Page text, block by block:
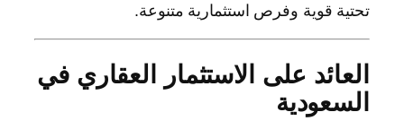
تحتية قوية وفرص استثمارية متنوعة.
العائد على الاستثمار العقاري في
السعودية